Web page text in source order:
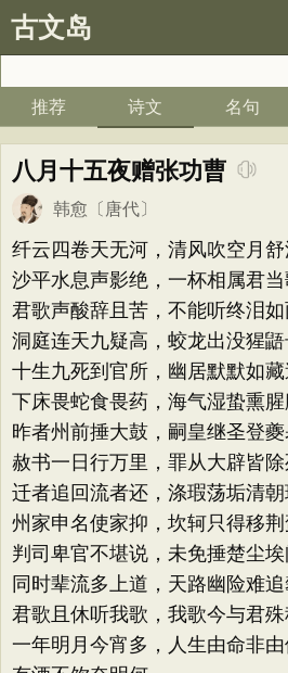
古文岛
推荐 诗文 名句
八月十五夜赠张功曹
韩愈 〔唐代〕
纤云四卷天无河，清风吹空月舒
沙平水息声影绝，一杯相属君当
君歌声酸辞且苦，不能听终泪如
洞庭连天九疑高，蛟龙出没猩鼯
十生九死到官所，幽居默默如藏
下床畏蛇食畏药，海气湿蛰熏腥
昨者州前捶大鼓，嗣皇继圣登夔
赦书一日行万里，罪从大辟皆除
迁者追回流者还，涤瑕荡垢清朝
州家申名使家抑，坎轲只得移荆
判司卑官不堪说，未免捶楚尘埃
同时辈流多上道，天路幽险难追
君歌且休听我歌，我歌今与君殊
一年明月今宵多，人生由命非由